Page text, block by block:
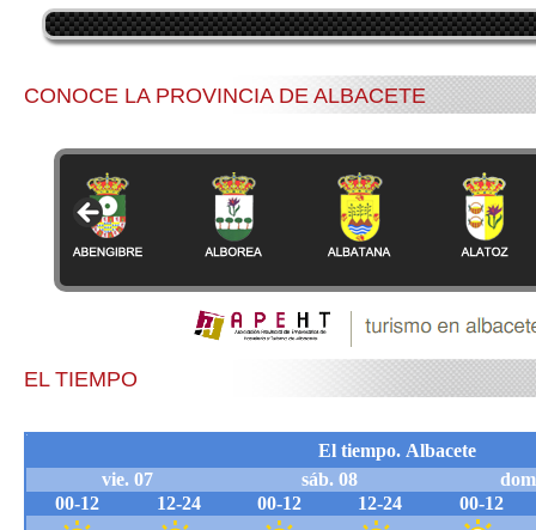
CONOCE LA PROVINCIA DE ALBACETE
EL TIEMPO